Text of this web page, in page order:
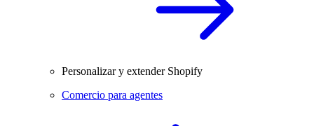
Personalizar y extender Shopify
Comercio para agentes